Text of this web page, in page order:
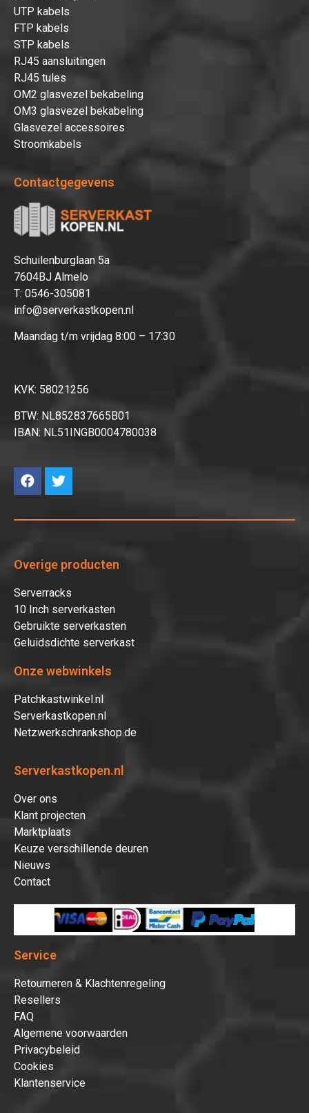
UTP kabels
FTP kabels
STP kabels
RJ45 aansluitingen
RJ45 tules
OM2 glasvezel bekabeling
OM3 glasvezel bekabeling
Glasvezel accessoires
Stroomkabels
Contactgegevens
Schuilenburglaan 5a
7604BJ Almelo
T: 0546-305081
info@serverkastkopen.nl
Maandag t/m vrijdag 8:00 – 17:30
KVK: 58021256
BTW: NL852837665B01
IBAN: NL51INGB0004780038
Overige producten
Serverracks
10 Inch serverkasten
Gebruikte serverkasten
Geluidsdichte serverkast
Onze webwinkels
Patchkastwinkel.nl
Serverkastkopen.nl
Netzwerkschrankshop.de
Serverkastkopen.nl
Over ons
Klant projecten
Marktplaats
Keuze verschillende deuren
Nieuws
Contact
Service
Retourneren & Klachtenregeling
Resellers
FAQ
Algemene voorwaarden
Privacybeleid
Cookies
Klantenservice
Dit product is succesvol toegevoegd
aan uw winkelwagen!
Afrekenen